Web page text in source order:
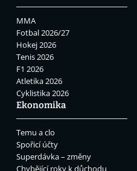
MMA
Fotbal 2026/27
Hokej 2026
Tenis 2026
F1 2026
Atletika 2026
Cyklistika 2026
Ekonomika
Temu a clo
Spořicí účty
Superdávka – změny
Chybějící roky k důchodu